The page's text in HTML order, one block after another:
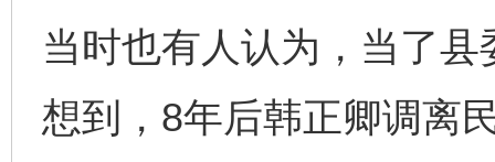
当时也有人认为，当了
想到，8年后韩正卿调离